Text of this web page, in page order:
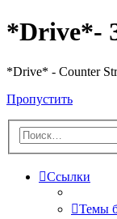
*Drive*-
*Drive* - Counter
Пропустить
Ссылки
Темы